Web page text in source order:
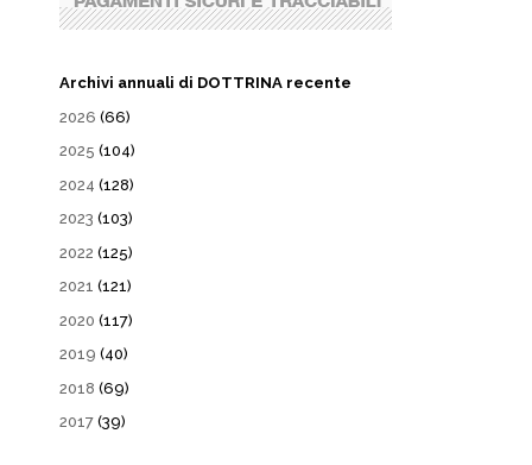
Archivi annuali di DOTTRINA recente
2026 (66)
2025 (104)
2024 (128)
2023 (103)
2022 (125)
2021 (121)
2020 (117)
2019 (40)
2018 (69)
2017 (39)